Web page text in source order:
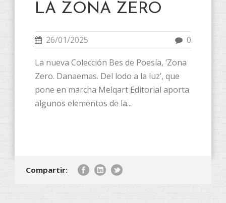
LA ZONA ZERO
26/01/2025 0
La nueva Colección Bes de Poesía, ‘Zona
Zero. Danaemas. Del lodo a la luz’, que
pone en marcha Melqart Editorial aporta
algunos elementos de la...
Compartir: